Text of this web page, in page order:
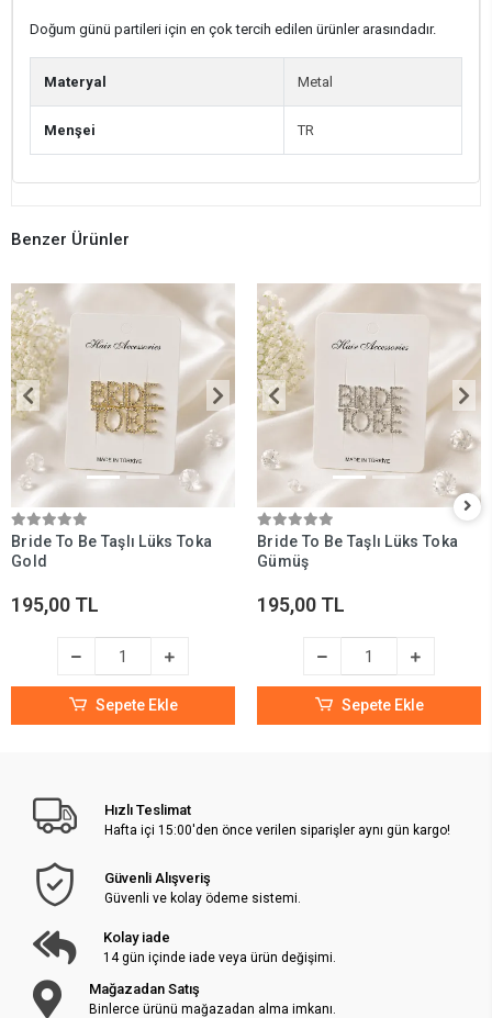
Doğum günü partileri için en çok tercih edilen ürünler arasındadır.
Materyal Metal
Menşei TR
Benzer Ürünler
Bride To Be Taşlı Lüks Toka
Gold
195,00 TL
Sepete Ekle
Bride To Be Taşlı Lüks Toka
Gümüş
195,00 TL
Sepete Ekle
Hızlı Teslimat
Hafta içi 15:00'den önce verilen siparişler aynı gün kargo!
Güvenli Alışveriş
Güvenli ve kolay ödeme sistemi.
Kolay iade
14 gün içinde iade veya ürün değişimi.
Mağazadan Satış
Binlerce ürünü mağazadan alma imkanı.